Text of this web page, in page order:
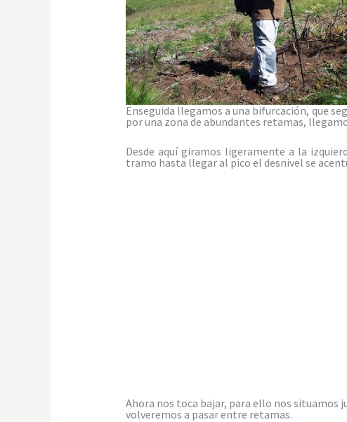
Enseguida llegamos a una bifurcación, que
por una zona de abundantes retamas,
Desde aquí giramos ligeramente a la
tramo hasta llegar al pico el desnivel se
Ahora nos toca bajar, para ello nos situamos
volveremos a pasar entre retamas.